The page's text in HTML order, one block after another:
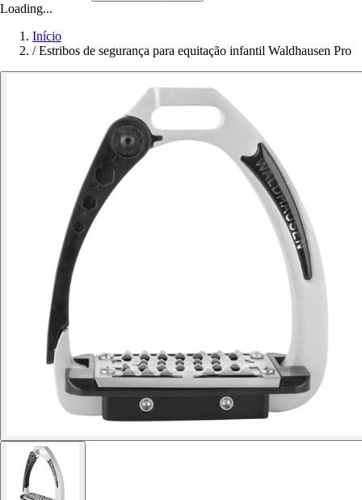
Loading...
Início
/ Estribos de segurança para equitação infantil Waldhausen Pro